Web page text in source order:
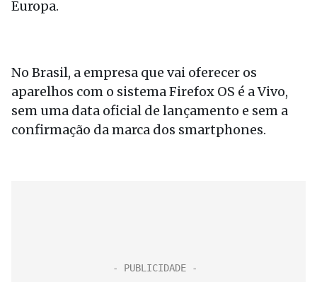
Europa.
No Brasil, a empresa que vai oferecer os
aparelhos com o sistema Firefox OS é a Vivo,
sem uma data oficial de lançamento e sem a
confirmação da marca dos smartphones.